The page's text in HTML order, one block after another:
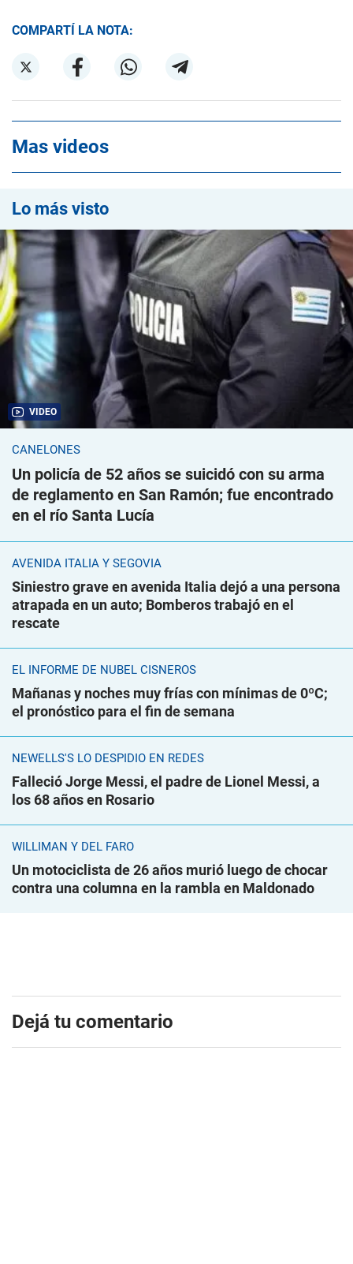
COMPARTÍ LA NOTA:
Mas videos
Lo más visto
VIDEO
CANELONES
Un policía de 52 años se suicidó con su arma
de reglamento en San Ramón; fue encontrado
en el río Santa Lucía
AVENIDA ITALIA Y SEGOVIA
Siniestro grave en avenida Italia dejó a una persona
atrapada en un auto; Bomberos trabajó en el
rescate
EL INFORME DE NUBEL CISNEROS
Mañanas y noches muy frías con mínimas de 0ºC;
el pronóstico para el fin de semana
NEWELLS'S LO DESPIDIÓ EN REDES
Falleció Jorge Messi, el padre de Lionel Messi, a
los 68 años en Rosario
WILLIMAN Y DEL FARO
Un motociclista de 26 años murió luego de chocar
contra una columna en la rambla en Maldonado
Dejá tu comentario